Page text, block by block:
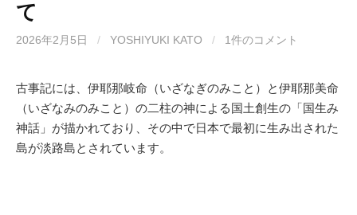
て
2026年2月5日 / YOSHIYUKI KATO / 1件のコメント
古事記には、伊耶那岐命（いざなぎのみこと）と伊耶那美命
（いざなみのみこと）の二柱の神による国土創生の「国生み
神話」が描かれており、その中で日本で最初に生み出された
島が淡路島とされています。